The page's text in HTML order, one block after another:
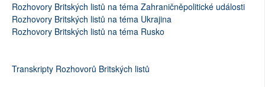
Rozhovory Britských listů na téma Zahraničněpolitické události
Rozhovory Britských listů na téma Ukrajina
Rozhovory Britských listů na téma Rusko
Transkripty Rozhovorů Britských listů